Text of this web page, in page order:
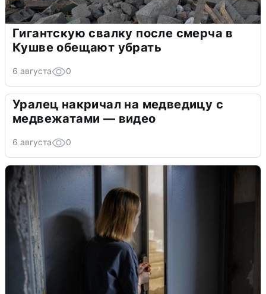
Гигантскую свалку после смерча в
Кушве обещают убрать
6 августа 0
Уралец накричал на медведицу с
медвежатами — видео
6 августа 0